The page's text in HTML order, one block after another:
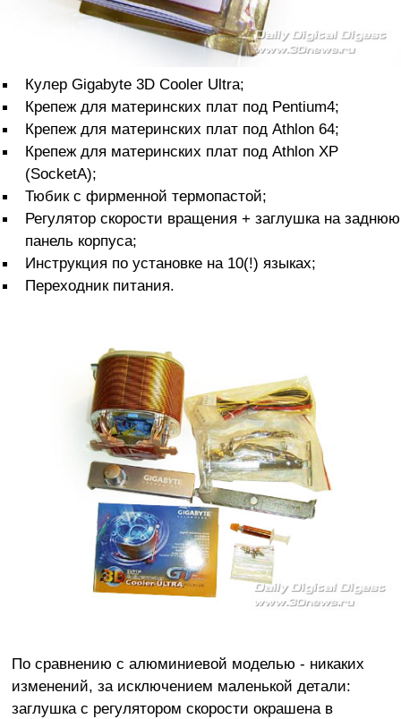
Кулер Gigabyte 3D Cooler Ultra;
Крепеж для материнских плат под Pentium4;
Крепеж для материнских плат под Athlon 64;
Крепеж для материнских плат под Athlon XP
(SocketA);
Тюбик с фирменной термопастой;
Регулятор скорости вращения + заглушка на заднюю
панель корпуса;
Инструкция по установке на 10(!) языках;
Переходник питания.
По сравнению с алюминиевой моделью - никаких
изменений, за исключением маленькой детали:
заглушка с регулятором скорости окрашена в